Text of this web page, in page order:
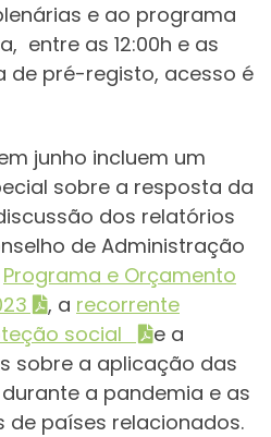
e ao programa
entre as 12:00h e as
de pré-registo, acesso é
junho incluem um
sobre a resposta da
dos relatórios
de Administração
Programa e Orçamento
, a recorrente
social
e a
sobre a aplicação das
a pandemia e as
de países relacionados.